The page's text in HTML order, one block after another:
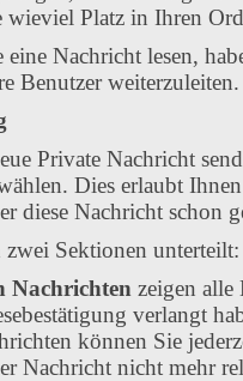
wieviel Platz in Ihren
eine Nachricht lesen,
Benutzer weiterzuleiten.
Private Nachricht
Dies erlaubt
diese Nachricht schon
zwei Sektionen
Nachrichten zeigen alle
verlangt
können Sie
Nachricht nicht mehr